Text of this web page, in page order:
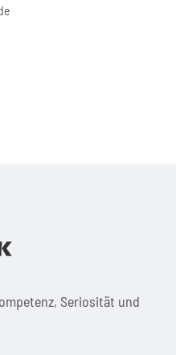
Seri­osi­tät und